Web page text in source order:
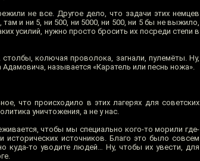
не все. Другое дело, что задачи этих немцев
и ни 5, ни 500, ни 5000, ни 500, ни 5 бы не выжило,
усилий, нужно просто бросить их посреди степи в
колючая проволока, загнали, пулемёты. Ну,
называется «Каратель или песнь ножа».
что происходило в этих лагерях для советских
уничтожения, а не у нас.
чтобы мы специально кого-то морили где-
источников. Благо это было совсем
куда-то уводите людей… Ну, чтобы их увести, для